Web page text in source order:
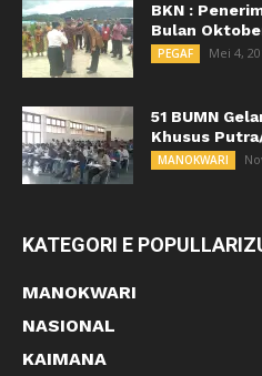
BKN :
Bulan
PEGAF Mei 4,
51 BUMN
Khusus
MANOKWARI
KATEGORI E
MANOKWARI
NASIONAL
KAIMANA